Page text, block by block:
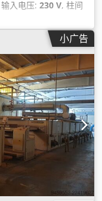
入电压: 230 V, 柱间
小广告